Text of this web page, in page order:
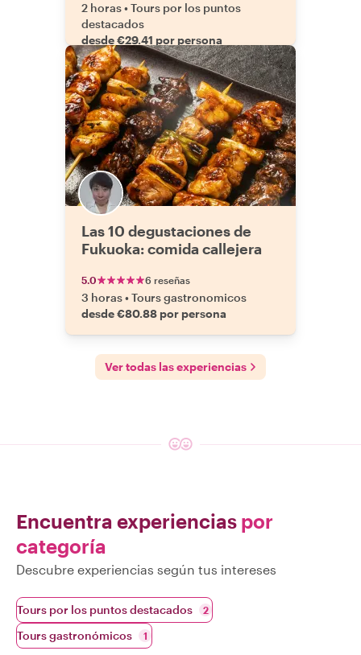
2 horas•Tours por los puntos
destacados
desde €29.41 por persona
Las 10 degustaciones de
Fukuoka: comida callejera
5.0 6 reseñas
3 horas•Tours gastronomicos
desde €80.88 por persona
Ver todas las experiencias
Encuentra experiencias por
categoría
Descubre experiencias según tus intereses
Tours por los puntos destacados 2
Tours gastronómicos 1